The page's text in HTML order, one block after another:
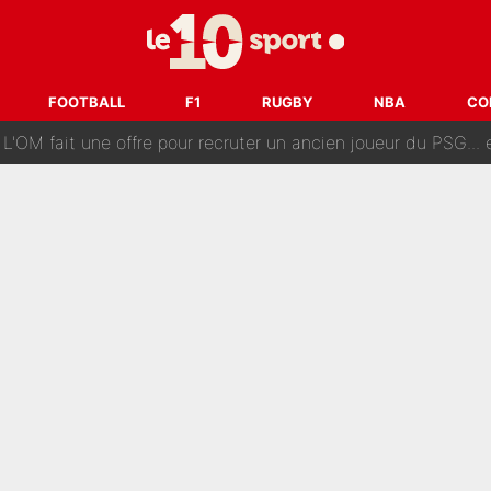
FOOTBALL F1 RUGBY NBA
annonce un premier problème pour Zinedine Zidane en
et va entrer dans une nouvelle dimension :
fait une offre pour recruter un ancien joueur du